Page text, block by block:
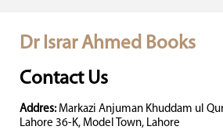
Dr Israr Ahmed Books
Contact Us
Addres: Markazi Anjuman Khuddam ul
Lahore 36-K, Model Town, Lahore